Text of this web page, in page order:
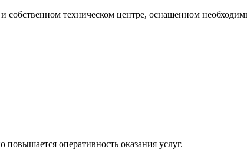
техническом центре, оснащенном
оперативность оказания услуг.